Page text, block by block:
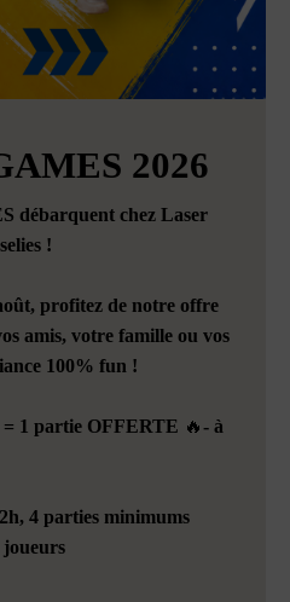
2026
débarquent chez Laser
!
profitez de notre offre
amis, votre famille ou vos
100% fun !
= 1 partie OFFERTE 🔥- à
4 parties minimums